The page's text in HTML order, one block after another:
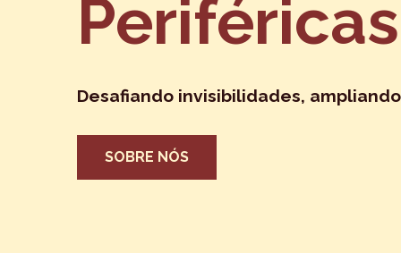
Periféricas
Desafiando invisibilidades,
SOBRE NÓS